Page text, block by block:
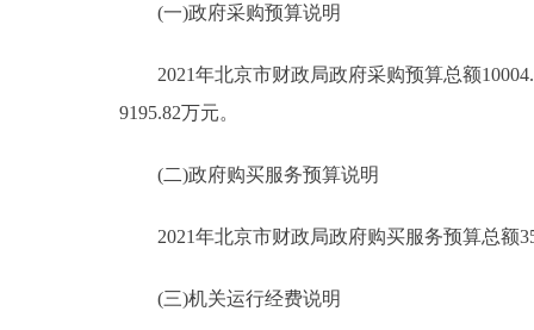
(一)政府采购预算说明
2021年北京市财政局政府采购预算总额
9195.82万元。
(二)政府购买服务预算说明
2021年北京市财政局政府购买服务预算总额
(三)机关运行经费说明